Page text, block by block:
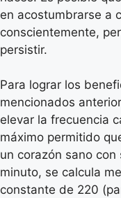
en acostumbrarse a
conscientemente,
persistir.
Para lograr los
mencionados
elevar la frecuencia
máximo permitido
un corazón sano
minuto, se calcula
constante de 220